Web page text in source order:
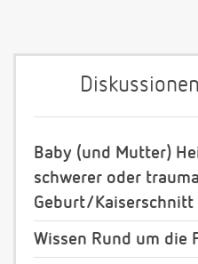
Baby (und Mutter)
schwerer oder
Geburt/Kaiserschnitt
Wissen Rund um die